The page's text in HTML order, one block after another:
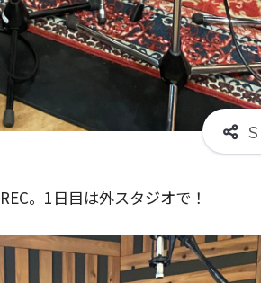
。1日目は外スタジオで！